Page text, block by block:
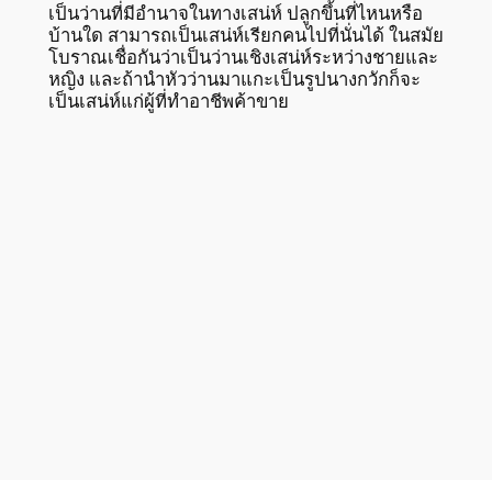
เป็นว่านที่มีอำนาจในทางเสน่ห์ ปลูกขึ้นที่ไหนหรือ
บ้านใด สามารถเป็นเสน่ห์เรียกคนไปที่นั่นได้ ในสมัย
โบราณเชื่อกันว่าเป็นว่านเชิงเสน่ห์ระหว่างชายและ
หญิง และถ้านำหัวว่านมาแกะเป็นรูปนางกวักก็จะ
เป็นเสน่ห์แก่ผู้ที่ทำอาชีพค้าขาย